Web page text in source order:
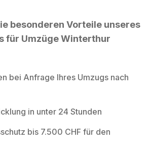
besonderen Vorteile unseres
für Umzüge Winterthur
bei Anfrage Ihres Umzugs nach
in unter 24 Stunden
bis 7.500 CHF für den